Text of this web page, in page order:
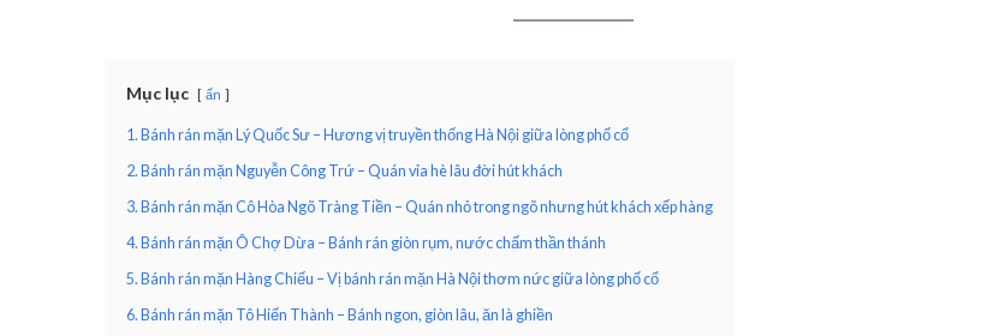
Mục lục ẩn
1. Bánh rán mặn Lý Quốc Sư – Hương vị truyền thống Hà Nội giữa lòng phố cổ
2. Bánh rán mặn Nguyễn Công Trứ – Quán vỉa hè lâu đời hút khách
3. Bánh rán mặn Cô Hòa Ngõ Tràng Tiền – Quán nhỏ trong ngõ nhưng hút khách xếp hàng
4. Bánh rán mặn Ô Chợ Dừa – Bánh rán giòn rụm, nước chấm thần thánh
5. Bánh rán mặn Hàng Chiếu – Vị bánh rán mặn Hà Nội thơm nức giữa lòng phố cổ
6. Bánh rán mặn Tô Hiến Thành – Bánh ngon, giòn lâu, ăn là ghiền